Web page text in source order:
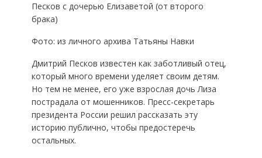
Песков с дочерью Елизаветой (от второго
брака)
Фото: из личного архива Татьяны Навки
Дмитрий Песков известен как заботливый отец,
который много времени уделяет своим детям.
Но тем не менее, его уже взрослая дочь Лиза
пострадала от мошенников. Пресс-секретарь
президента России решил рассказать эту
историю публично, чтобы предостеречь
остальных.